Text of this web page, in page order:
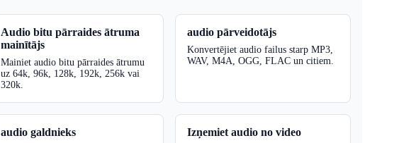
Audio bitu pārraides ātruma
mainītājs
Mainiet audio bitu pārraides ātrumu
uz 64k, 96k, 128k, 192k, 256k vai
320k.
audio pārveidotājs
Konvertējiet audio failus starp MP3,
WAV, M4A, OGG, FLAC un citiem.
audio galdnieks Izņemiet audio no video